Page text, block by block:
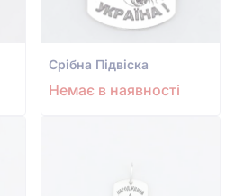
Срiбна Підвіска
Немає в наявності